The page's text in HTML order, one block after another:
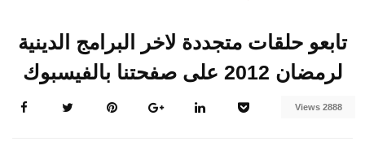
تابعو حلقات متجددة لاخر البرامج الدينية
لرمضان 2012 على صفحتنا بالفيسبوك
2888 Views